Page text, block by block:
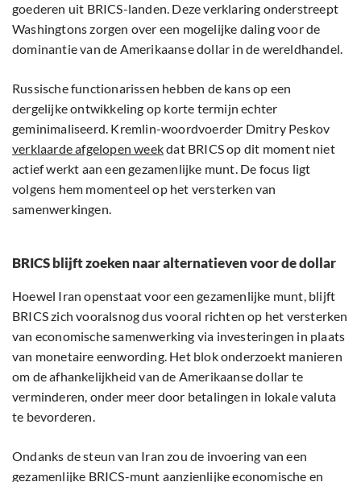
goederen uit BRICS-landen. Deze verklaring onderstreept
Washingtons zorgen over een mogelijke daling voor de
dominantie van de Amerikaanse dollar in de wereldhandel.
Russische functionarissen hebben de kans op een
dergelijke ontwikkeling op korte termijn echter
geminimaliseerd. Kremlin-woordvoerder Dmitry Peskov
verklaarde afgelopen weekdat BRICS op dit moment niet
actief werkt aan een gezamenlijke munt. De focus ligt
volgens hem momenteel op het versterken van
samenwerkingen.
BRICS blijft zoeken naar alternatieven voor de dollar
Hoewel Iran openstaat voor een gezamenlijke munt, blijft
BRICS zich vooralsnog dus vooral richten op het versterken
van economische samenwerking via investeringen in plaats
van monetaire eenwording. Het blok onderzoekt manieren
om de afhankelijkheid van de Amerikaanse dollar te
verminderen, onder meer door betalingen in lokale valuta
te bevorderen.
Ondanks de steun van Iran zou de invoering van een
gezamenlijke BRICS-munt aanzienlijke economische en